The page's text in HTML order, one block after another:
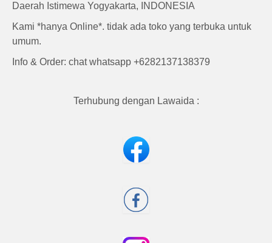
Daerah Istimewa Yogyakarta, INDONESIA
Kami *hanya Online*. tidak ada toko yang terbuka untuk
umum.
Info & Order: chat whatsapp +6282137138379
Terhubung dengan Lawaida :